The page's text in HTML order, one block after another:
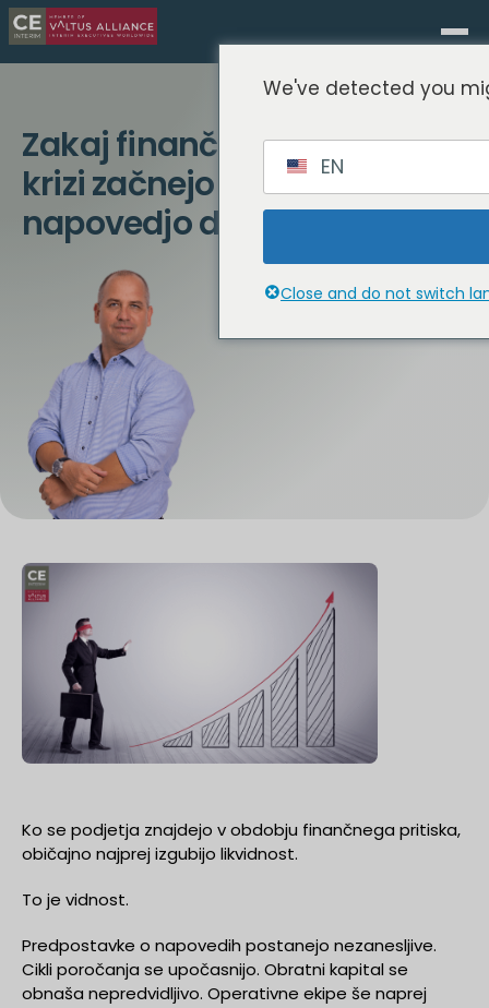
Zakaj finančni direktorji v
krizi začnejo s 13-tedensko
napovedjo denarnih tokov
Ko se podjetja znajdejo v obdobju finančnega pritiska,
običajno najprej izgubijo likvidnost.
To je vidnost.
Predpostavke o napovedih postanejo nezanesljive.
Cikli poročanja se upočasnijo. Obratni kapital se
obnaša nepredvidljivo. Operativne ekipe še naprej
We've detected you
EN
Close and do not switch